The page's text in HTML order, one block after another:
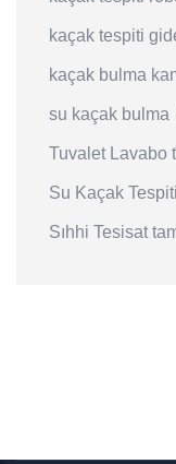
kaçak tespiti
kaçak bulma
su kaçak bulma
Tuvalet Lavabo
Su Kaçak Tespiti
Sıhhi Tesisat